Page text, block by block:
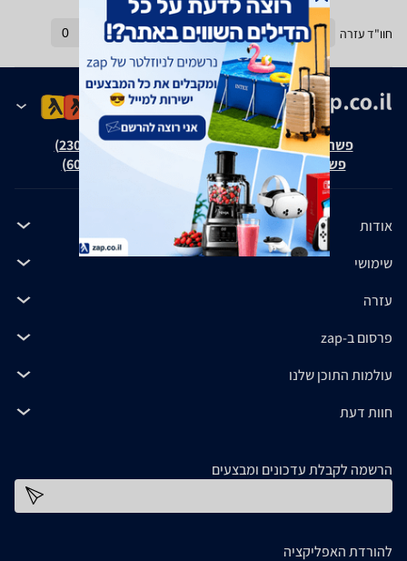
חוו"ד עזרה 0 חוו"ד לא עזרה 0
פשרה בת"צ אבנצ'יק נ' זאפ גרופ (ת"צ 23008-08-20)
פשרה בת"צ כהנים נ' זאפ גרופ (ת"צ 60371-12-19)
אודות
שימושי
עזרה
פרסום ב-zap
עולמות התוכן שלנו
חוות דעת
הרשמה לקבלת עדכונים ומבצעים
להורדת האפליקציה